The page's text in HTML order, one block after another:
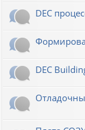
DEC
DEC